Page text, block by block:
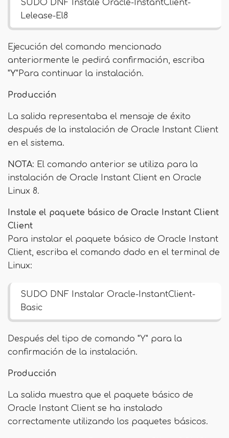
SUDO DNF Instale Oracle-InstantClient-
Lelease-El8
Ejecución del comando mencionado
anteriormente le pedirá confirmación, escriba
"Y"Para continuar la instalación.
Producción
La salida representaba el mensaje de éxito
después de la instalación de Oracle Instant Client
en el sistema.
NOTA: El comando anterior se utiliza para la
instalación de Oracle Instant Client en Oracle
Linux 8.
Instale el paquete básico de Oracle Instant Client
Client
Para instalar el paquete básico de Oracle Instant
Client, escriba el comando dado en el terminal de
Linux:
SUDO DNF Instalar Oracle-InstantClient-
Basic
Después del tipo de comando "Y" para la
confirmación de la instalación.
Producción
La salida muestra que el paquete básico de
Oracle Instant Client se ha instalado
correctamente utilizando los paquetes básicos.